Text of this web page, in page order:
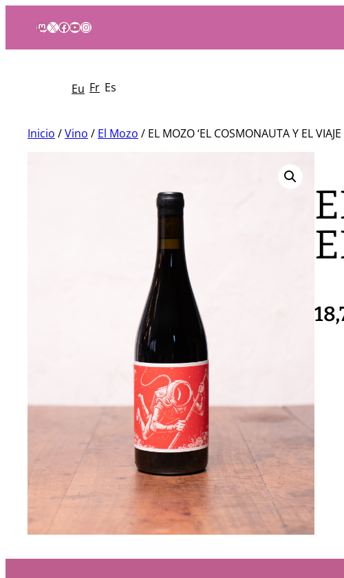
Mastodon
X Facebook
YouTube
Instagram
Eu Fr Es
Inicio /Vino / El Mozo / EL MOZO ‘EL COSMONAUTA Y EL